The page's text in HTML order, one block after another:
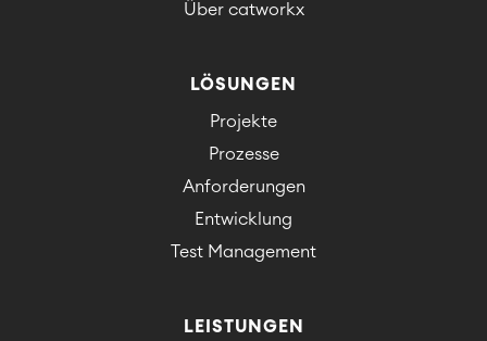
Über catworkx
LÖSUNGEN
Projekte
Prozesse
Anforderungen
Entwicklung
Test Management
LEISTUNGEN